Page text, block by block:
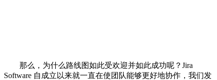
那么，为什么路线图如此受欢迎并如此成功呢？Jira
Software 自成立以来就一直在使团队能够更好地协作，我们发